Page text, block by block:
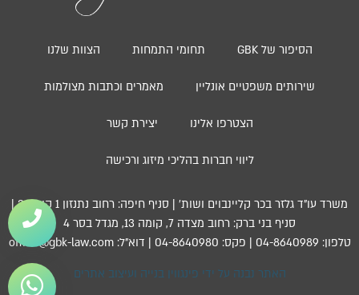
הסיפור של GBK תחומי התמחות הצוות שלנו
שירותים משפטיים אונליין מאמרים וכתבות מצולמות
הצטרפו אלינו יצירת קשר
ליווי חברות בהליכי מיזוג ורכישה
משרד עו”ד גלזר בכר קליינבוים ושות’ | סניף חיפה: רחוב נתנזון 1 קומה 3 |
סניף בני ברק: רחוב מצדה 7, קומה 13, מגדל בסר 4
טלפון: 04-8640989 | פקס: 04-8640980 | דוא”ל: office@gbk-law.com
האתר נבנה על ידי פינגווין בנייה ועיצוב אתרים